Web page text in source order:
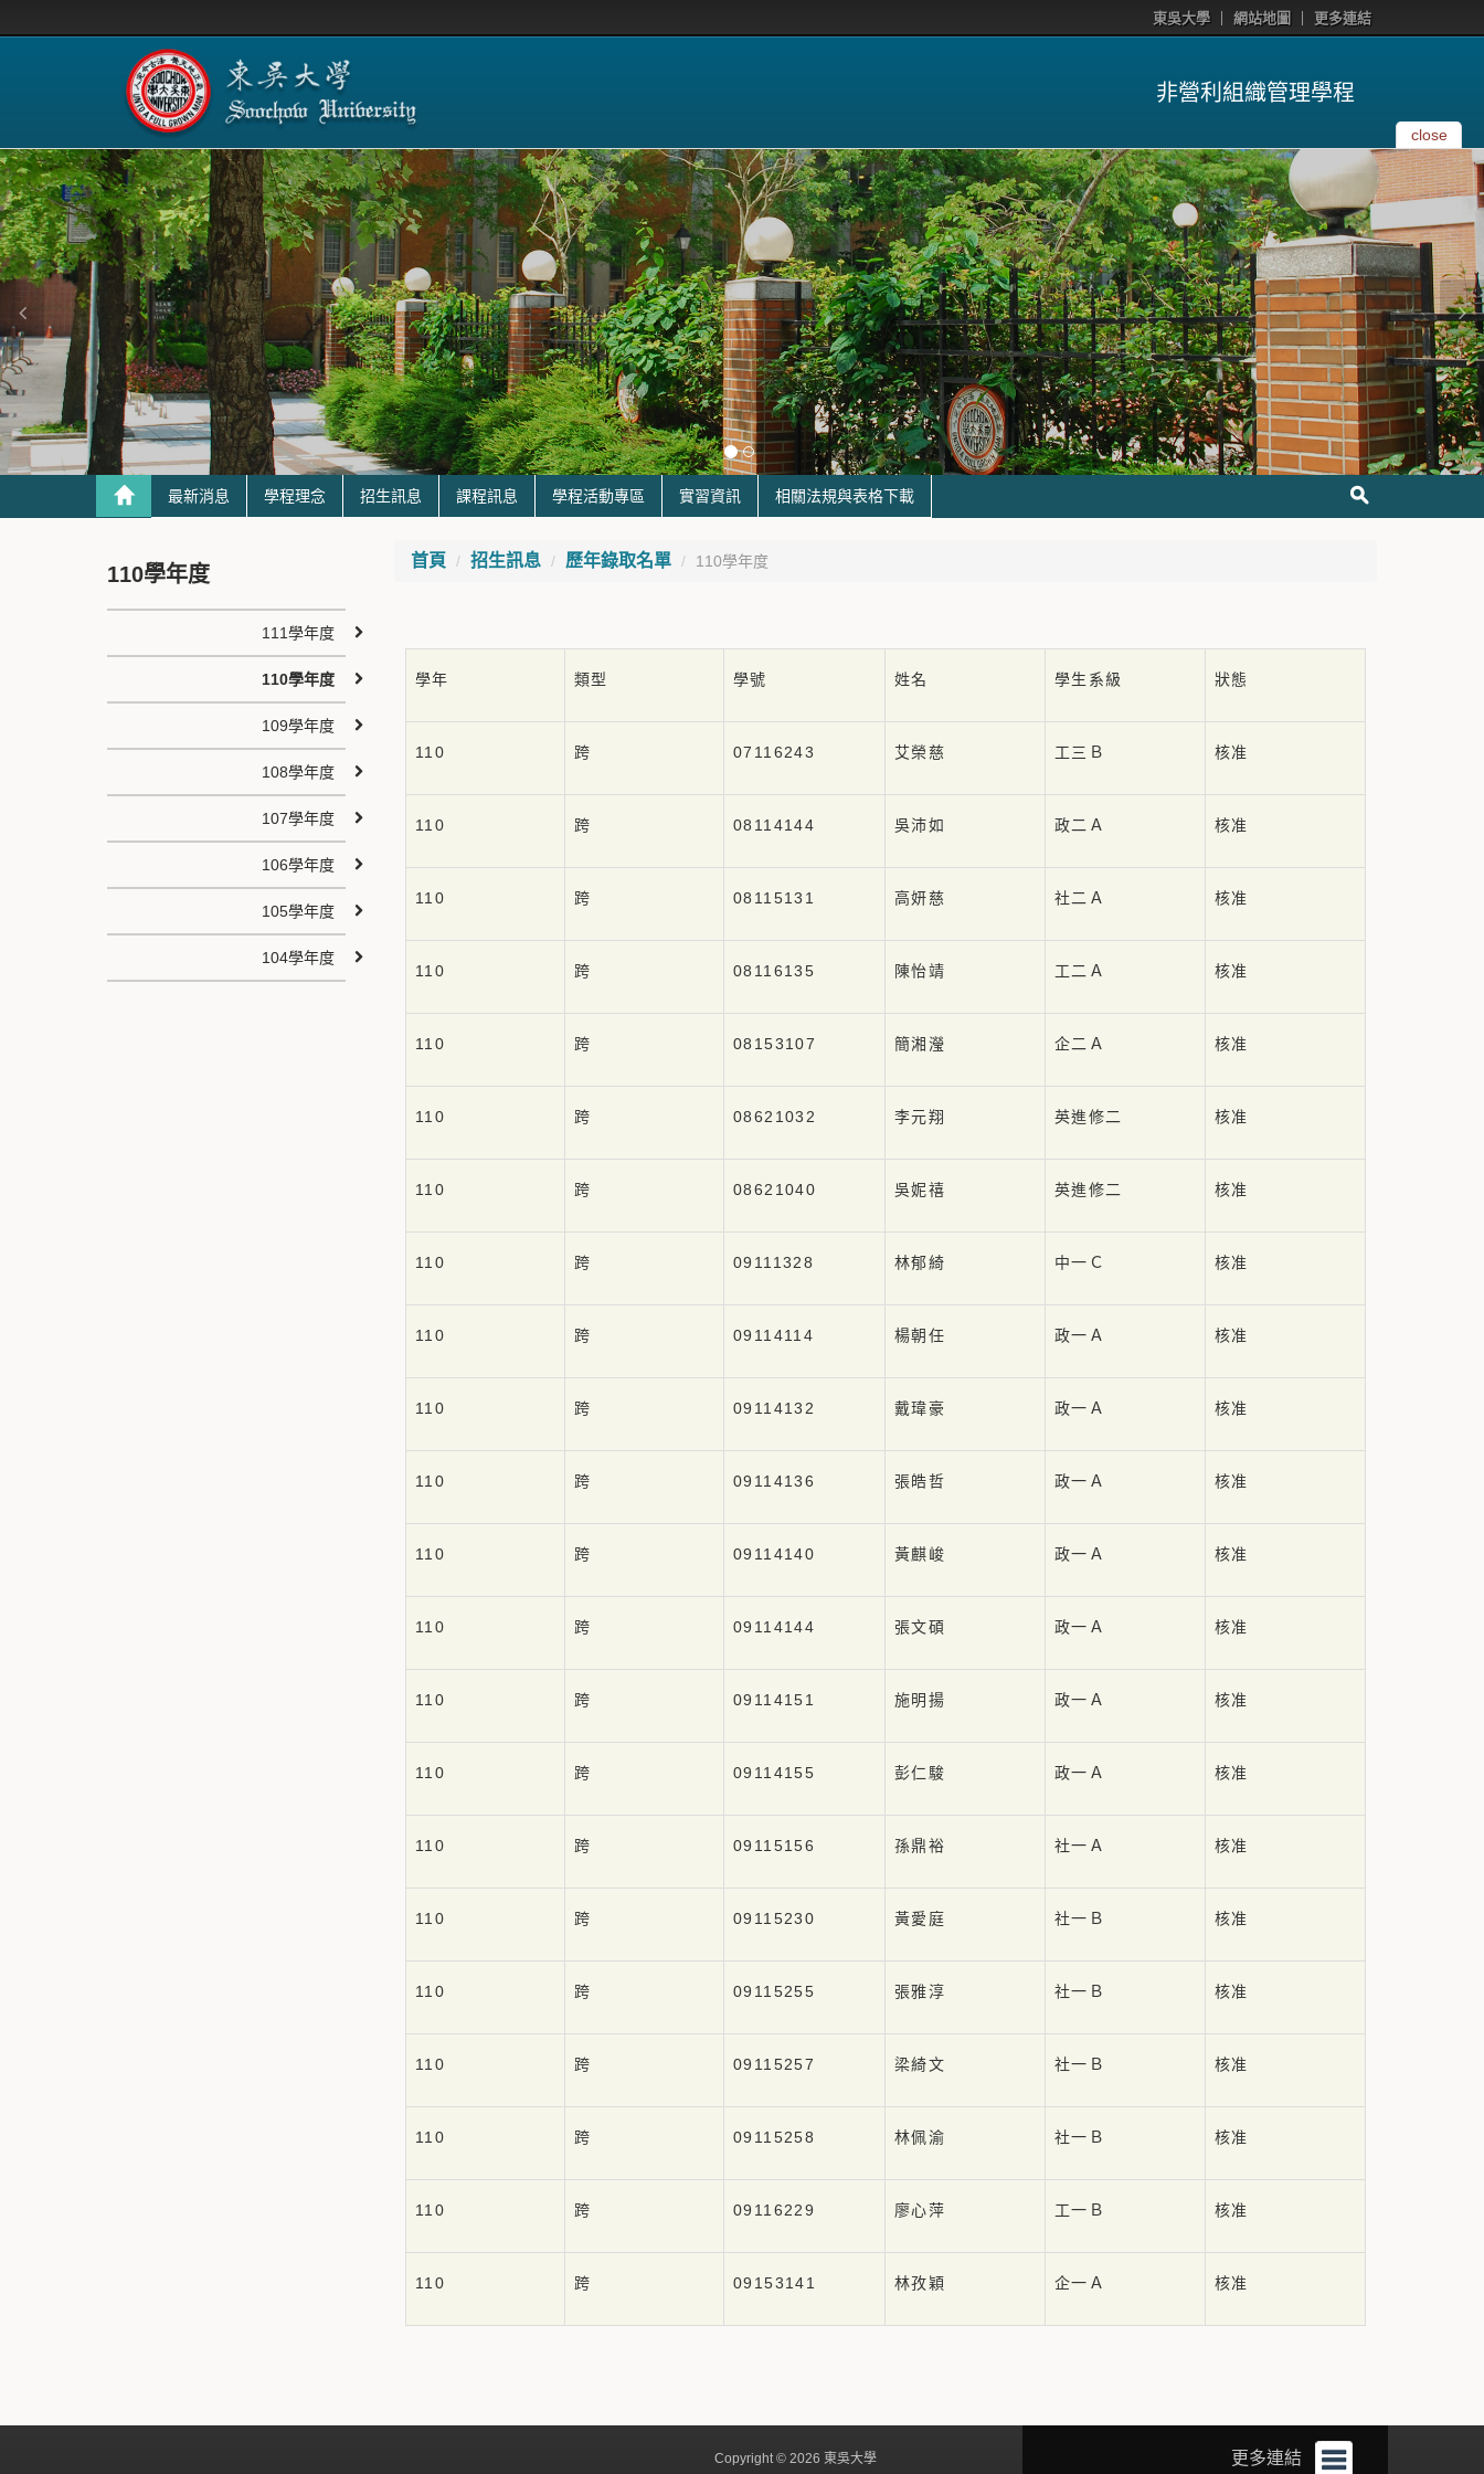
東吳大學 網站地圖 更多連結
非營利組織管理學程
close
最新消息 學程理念 招生訊息 課程訊息 學程活動專區 實習資訊 相關法規與表格下載
首頁 招生訊息 歷年錄取名單 110學年度
學年 類型 學號 姓名 學生系級 狀態
110 跨 07116243 艾榮慈 工三Ｂ 核准
110 跨 08114144 吳沛如 政二Ａ 核准
110 跨 08115131 高妍慈 社二Ａ 核准
110 跨 08116135 陳怡靖 工二Ａ 核准
110 跨 08153107 簡湘瀅 企二Ａ 核准
110 跨 08621032 李元翔 英進修二 核准
110 跨 08621040 吳妮禧 英進修二 核准
110 跨 09111328 林郁綺 中一Ｃ 核准
110 跨 09114114 楊朝任 政一Ａ 核准
110 跨 09114132 戴瑋豪 政一Ａ 核准
110 跨 09114136 張皓哲 政一Ａ 核准
110 跨 09114140 黃麒峻 政一Ａ 核准
110 跨 09114144 張文碩 政一Ａ 核准
110 跨 09114151 施明揚 政一Ａ 核准
110 跨 09114155 彭仁駿 政一Ａ 核准
110 跨 09115156 孫鼎裕 社一Ａ 核准
110 跨 09115230 黃愛庭 社一Ｂ 核准
110 跨 09115255 張雅淳 社一Ｂ 核准
110 跨 09115257 梁綺文 社一Ｂ 核准
110 跨 09115258 林佩渝 社一Ｂ 核准
110 跨 09116229 廖心萍 工一Ｂ 核准
110 跨 09153141 林孜穎 企一Ａ 核准
110學年度
111學年度
110學年度
109學年度
108學年度
107學年度
106學年度
105學年度
104學年度
更多連結
Copyright © 2026 東吳大學